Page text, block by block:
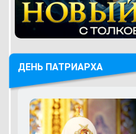
ДЕНЬ ПАТРИАРХА